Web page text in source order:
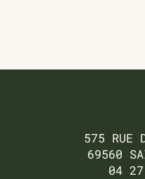
575 RUE
69560
04